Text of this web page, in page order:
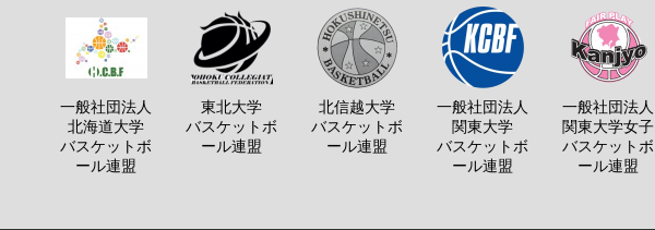
一般社団法人
北海道大学
バスケットボ
ール連盟
東北大学
バスケットボ
ール連盟
北信越大学
バスケットボ
ール連盟
一般社団法人
関東大学
バスケットボ
ール連盟
一般社団法人
関東大学女子
バスケットボ
ール連盟